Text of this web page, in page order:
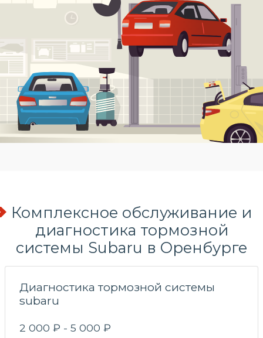
Комплексное обслуживание и
диагностика тормозной
системы Subaru в Оренбурге
Диагностика тормозной системы
subaru
2 000 ₽ - 5 000 ₽